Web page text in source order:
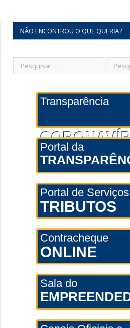
NÃO ENCONTROU O QUE QUERIA?
Transparência
Portal da
Portal de
TRIBUTOS
Contracheque
ONLINE
Sala do